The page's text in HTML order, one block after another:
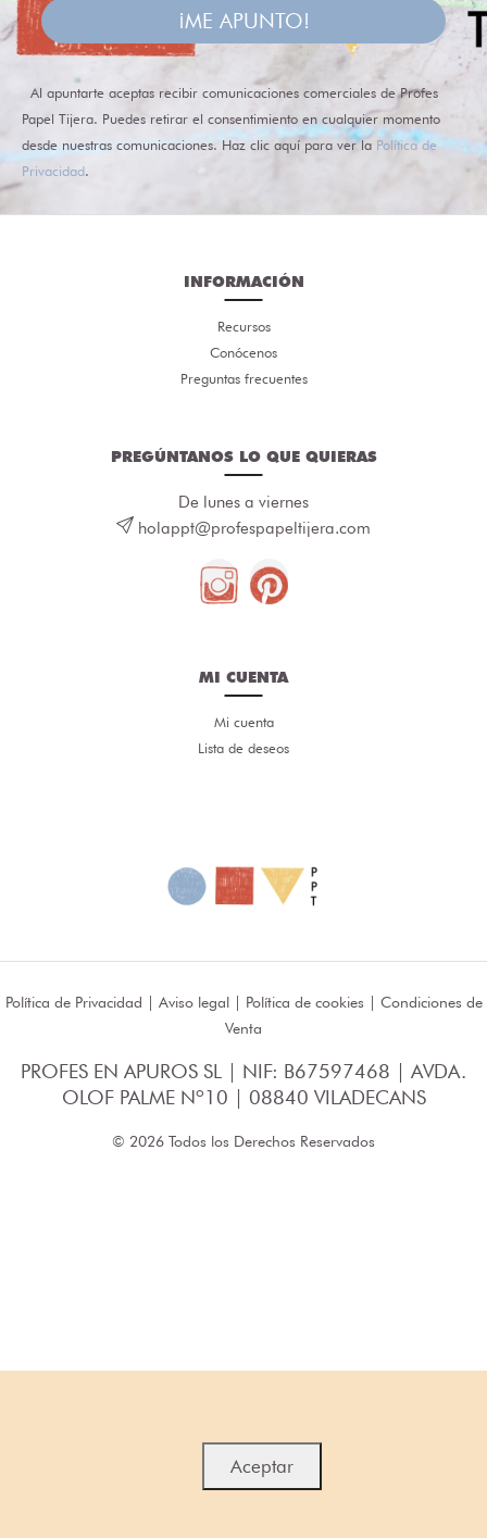
¡ME APUNTO!
Al apuntarte aceptas recibir comunicaciones comerciales de Profes
Papel Tijera. Puedes retirar el consentimiento en cualquier momento
desde nuestras comunicaciones. Haz clic aquí para ver la Política de
Privacidad.
INFORMACIÓN
Recursos
Conócenos
Preguntas frecuentes
PREGÚNTANOS LO QUE QUIERAS
De lunes a viernes
holappt@profespapeltijera.com
MI CUENTA
Mi cuenta
Lista de deseos
Política de Privacidad | Aviso legal| Política de cookies | Condiciones de
Venta
PROFES EN APUROS SL | NIF: B67597468 | AVDA.
OLOF PALME Nº10 | 08840 VILADECANS
© 2026 Todos los Derechos Reservados
Aceptar